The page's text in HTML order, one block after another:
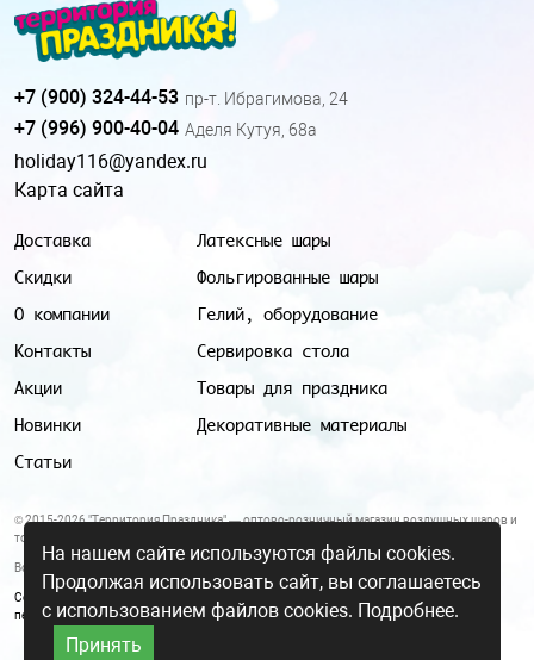
Доставка
Скидки
О компании
Контакты
Акции
Новинки
Статьи
Латексные шары
Фольгированные шары
Гелий, оборудование
Сервировка стола
Товары для праздника
Декоративные материалы
+7 (900) 324-44-53 пр-т. Ибрагимова, 24
+7 (996) 900-40-04 Аделя Кутуя, 68а
holiday116@yandex.ru
Карта сайта
© 2015-2026 "Территория Праздника" — оптово-розничный магазин воздушных шаров и
товаров для праздника.
Все цены и условия, указанные на данном сайте, не являются публичной офертой.
Согласие на обработку персональных данных
персональных данных
На нашем сайте используются файлы cookies.
Продолжая использовать сайт, вы соглашаетесь
с использованием файлов cookies. Подробнее.
Принять